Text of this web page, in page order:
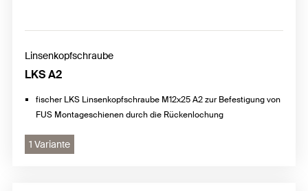
Linsenkopfschraube
LKS A2
fischer LKS Linsenkopfschraube M12x25 A2 zur Befestigung von
FUS Montageschienen durch die Rückenlochung
1 Variante